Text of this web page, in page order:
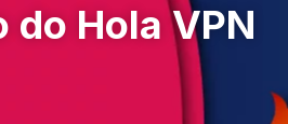
do Hola VPN